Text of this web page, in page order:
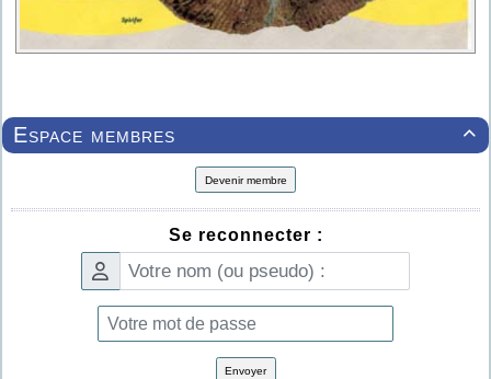

Espace membres
Devenir membre
Se reconnecter :
Envoyer